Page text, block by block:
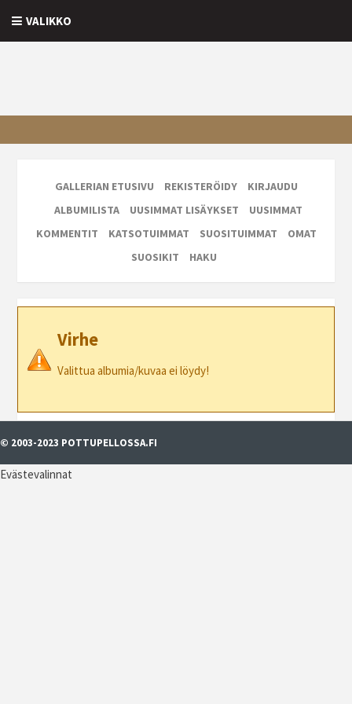
VALIKKO
GALLERIAN ETUSIVU REKISTERÖIDY
KIRJAUDU
ALBUMILISTA
UUSIMMAT LISÄYKSET
UUSIMMAT
KOMMENTIT
KATSOTUIMMAT SUOSITUIMMAT
OMAT
SUOSIKIT
HAKU
Virhe
Valittua albumia/kuvaa ei löydy!
© 2003-2023 POTTUPELLOSSA.FI
Evästevalinnat